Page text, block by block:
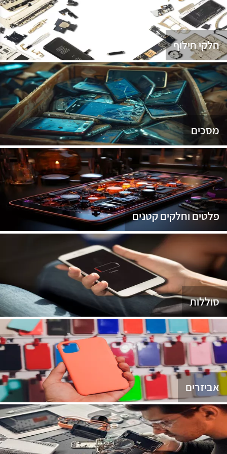
חלקי חילוף
מסכים
פלטים וחלקים קטנים
סוללות
אביזרים